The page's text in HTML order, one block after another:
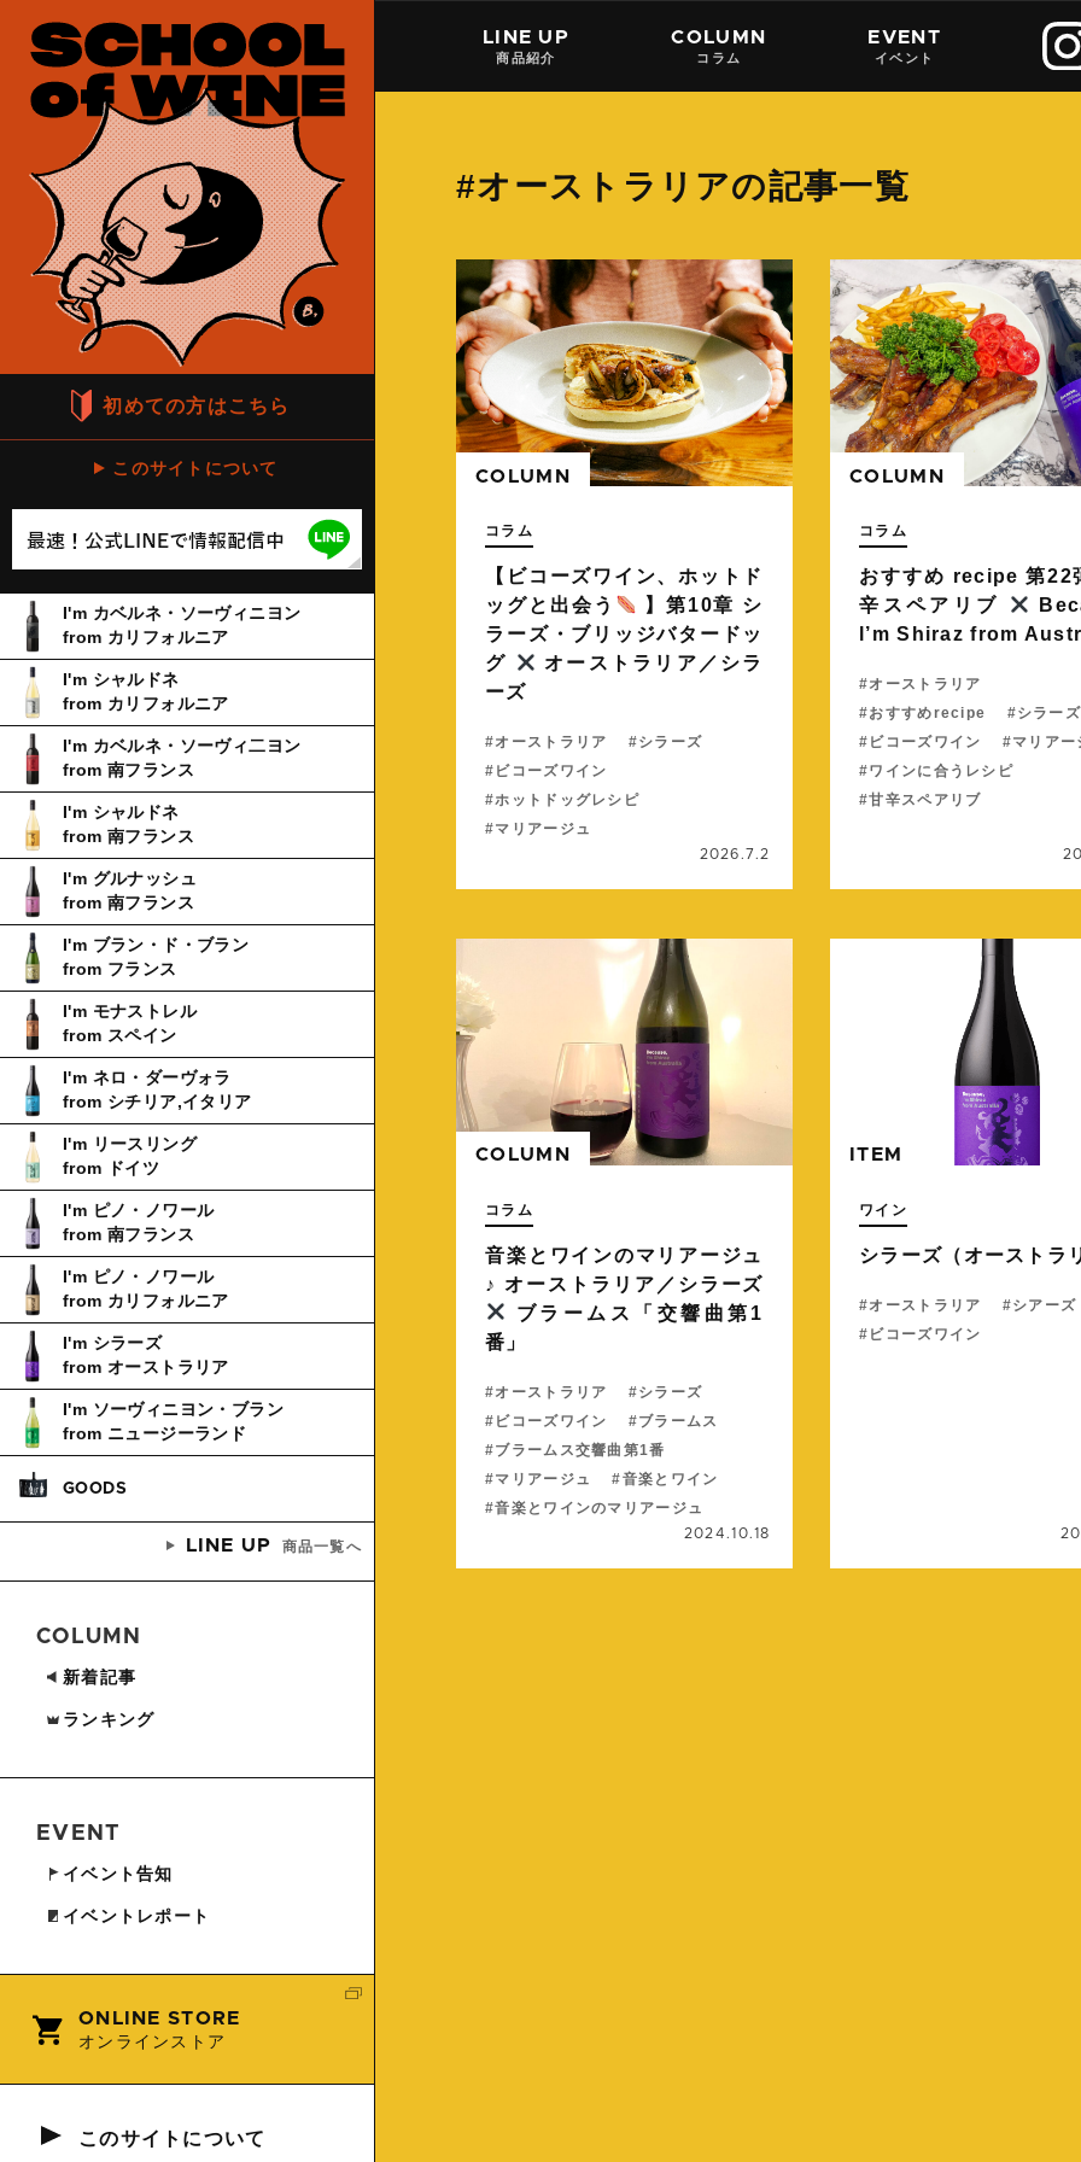
LINE UP
商品紹介
COLUMN
コラム
EVENT
イベント
#オーストラリアの記事一覧
続きを読む
COLUMN
コラム
【ビコーズワイン、ホットド
ッグと出会う
】第10章 シ
ラーズ・ブリッジバタードッ
グ
オーストラリア／シラ
ーズ
オーストラリア
シラーズ
ビコーズワイン
ホットドッグレシピ
マリアージュ
2026.7.2
COLUMN
コラム
おすすめ recipe 第22
辛スペアリブ
l’m Shiraz from
オーストラリア
おすすめrecipe
シラーズ
ビコーズワイン
マリアー
ワインに合うレシピ
甘辛スペアリブ
COLUMN
コラム
音楽とワインのマリアージュ
♪ オーストラリア／シラーズ
ブラームス「交響曲第1
番」
オーストラリア
シラーズ
ビコーズワイン
ブラームス
ブラームス交響曲第1番
マリアージュ
音楽とワイン
音楽とワインのマリアージュ
2024.10.18
ITEM
ワイン
シラーズ（オーストラ
オーストラリア
シアーズ
ビコーズワイン
初めての方はこちら
このサイトについて
I'm カベルネ・ソーヴィニヨン
from カリフォルニア
I'm シャルドネ
from カリフォルニア
I'm カベルネ・ソーヴィ二ヨン
from 南フランス
I'm シャルドネ
from 南フランス
I'm グルナッシュ
from 南フランス
I'm ブラン・ド・ブラン
from フランス
I'm モナストレル
from スペイン
I'm ネロ・ダーヴォラ
from シチリア,イタリア
I'm リースリング
from ドイツ
I'm ピノ・ノワール
from 南フランス
I'm ピノ・ノワール
from カリフォルニア
I'm シラーズ
from オーストラリア
I'm ソーヴィニヨン・ブラン
from ニュージーランド
GOODS
LINE UP 商品一覧へ
COLUMN
新着記事
ランキング
EVENT
イベント告知
イベントレポート
ONLINE STORE
オンラインストア
このサイトについて